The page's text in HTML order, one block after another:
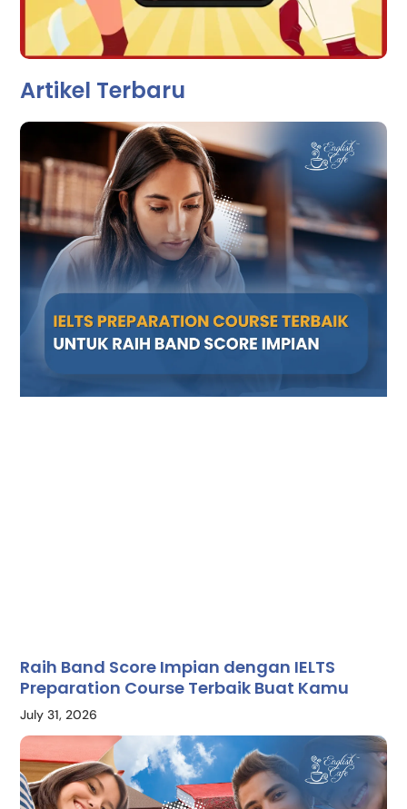
Artikel Terbaru
Raih Band Score Impian dengan IELTS
Preparation Course Terbaik Buat Kamu
July 31, 2026